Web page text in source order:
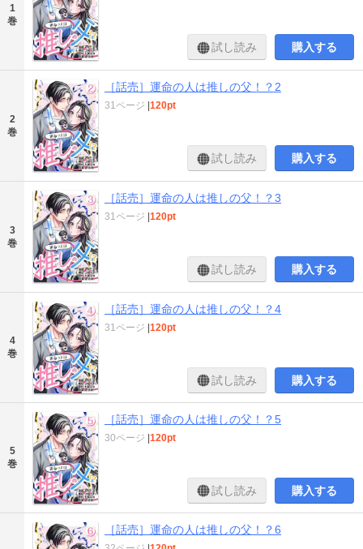
1
巻
試し読み 購入する
2
巻
［話売］運命の人は推しの父！？2
31ページ |120pt
試し読み 購入する
3
巻
［話売］運命の人は推しの父！？3
31ページ |120pt
試し読み 購入する
4
巻
［話売］運命の人は推しの父！？4
31ページ |120pt
試し読み 購入する
5
巻
［話売］運命の人は推しの父！？5
30ページ |120pt
試し読み 購入する
［話売］運命の人は推しの父！？6